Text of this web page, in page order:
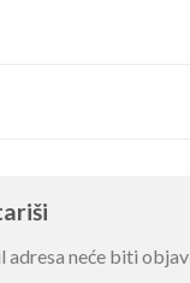
adresa neće biti